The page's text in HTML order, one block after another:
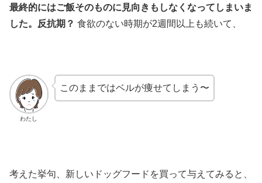
最終的にはご飯そのものに見向きもしなくなってしまいま
した。反抗期？ 食欲のない時期が2週間以上も続いて、
わたし
このままではベルが痩せてしまう〜
考えた挙句、新しいドッグフードを買って与えてみると、